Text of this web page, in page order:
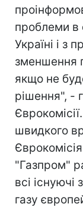
проблеми в
Україні і з
зменшення
якщо не
рішення", -
швидкого
"Газпром"
всі
газу